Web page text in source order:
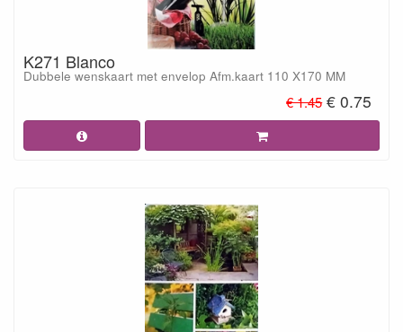
K271 Blanco
Dubbele wenskaart met envelop Afm.kaart 110 X170 MM
€ 1.45 € 0.75